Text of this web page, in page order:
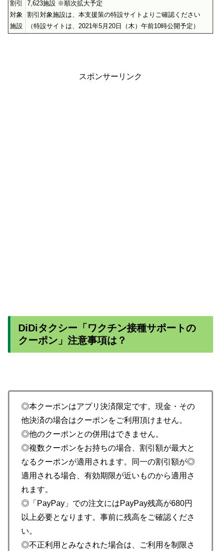
割引
対象
施設
7,623施設 ※順次拡大予定
割引対象施設は、本支援策の特設サイトよりご確認ください
（特設サイトは、2021年5月20日（木）午前10時公開予定）
スポンサーリンク
DiDiタクシー「ワクチン接種サポートの
クーポン」注意事項は？
◎本クーポンはアプリ決済限定です。現金・その
他決済の場合はクーポンをご利用頂けません。
◎他のクーポンとの併用はできません。
◎複数クーポンをお持ちの場合、割引額が最大と
なるクーポンが適用されます。同一の割引額が◎
適用される場合、有効期限が近いものから適用さ
れます。
◎「PayPay」での注文にはPayPay残高が680円
以上必要となります。事前に残高をご確認くださ
い。
◎不正利用とみなされた場合は、ご利用を制限さ